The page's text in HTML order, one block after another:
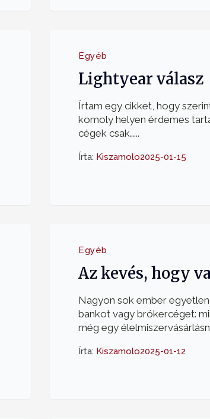
Egyéb
Lightyear válasz
Írtam egy cikket, hogy
komoly helyen érdemes
cégek csak…...
Írta: Kiszamolo2025-01-15
Egyéb
Az kevés, hogy
Nagyon sok ember
bankot vagy brókercéget:
még egy
Írta: Kiszamolo2025-01-12